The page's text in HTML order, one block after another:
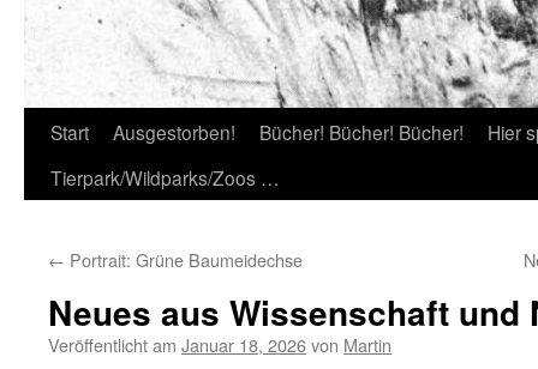
Start Ausgestorben! Bücher! Bücher! Bücher!
Hier
Tierpark/Wildparks/Zoos …
← Portrait: Grüne Baumeidechse
Neues aus Wissenschaft und
Veröffentlicht am Januar 18, 2026von Martin